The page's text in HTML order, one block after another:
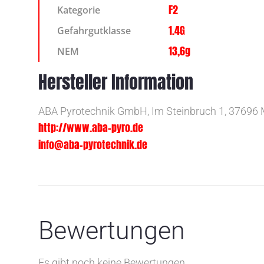
Kategorie F2
Gefahrgutklasse 1.4G
NEM 13,6g
Hersteller Information
ABA Pyrotechnik GmbH, Im Steinbruch 1, 37696
http://www.aba-pyro.de
info@aba-pyrotechnik.de
Bewertungen